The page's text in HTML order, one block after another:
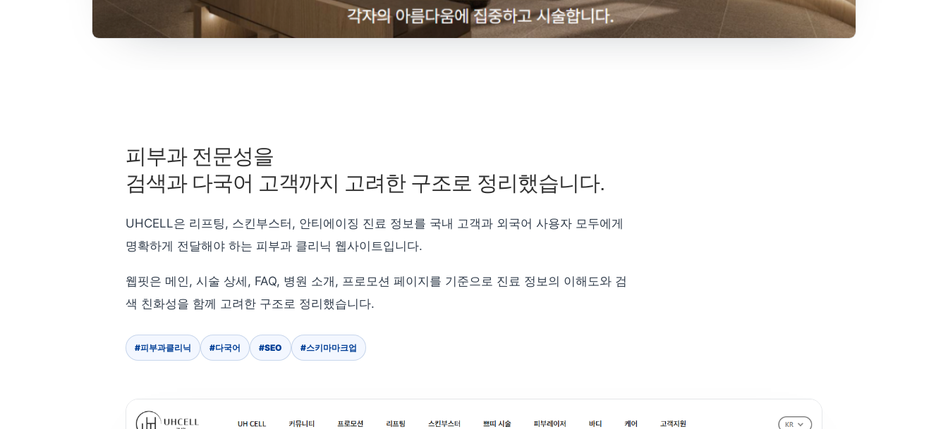
피부과 전문성을
검색과 다국어 고객까지 고려한 구조로 정리했습니다.
UHCELL은 리프팅, 스킨부스터, 안티에이징 진료 정보를 국내 고객과 외국어 사용자 모두에게
명확하게 전달해야 하는 피부과 클리닉 웹사이트입니다.
웹핏은 메인, 시술 상세, FAQ, 병원 소개, 프로모션 페이지를 기준으로 진료 정보의 이해도와 검
색 친화성을 함께 고려한 구조로 정리했습니다.
#피부과클리닉 #다국어 #SEO #스키마마크업